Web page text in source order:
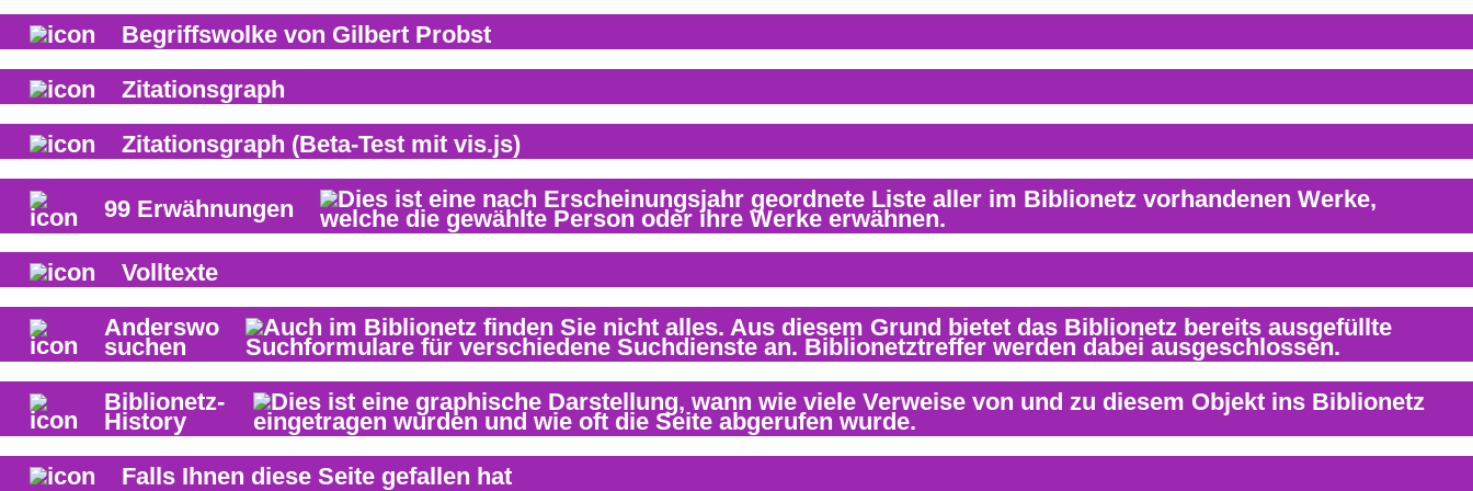
Begriffswolke von Gilbert Probst
Zitationsgraph
Zitationsgraph (Beta-Test mit vis.js)
99 Erwähnungen
Volltexte
Anderswo
suchen
Biblionetz-
History
Falls Ihnen diese Seite gefallen hat